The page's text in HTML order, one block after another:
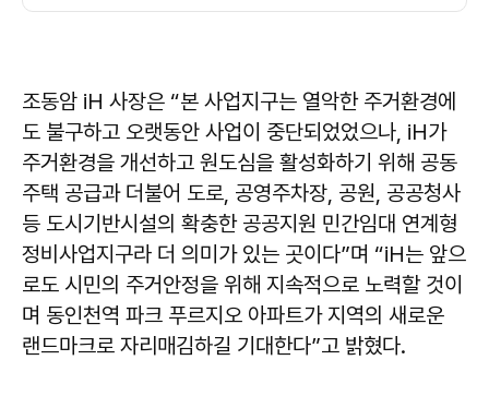
조동암 iH 사장은 “본 사업지구는 열악한 주거환경에
도 불구하고 오랫동안 사업이 중단되었었으나, iH가
주거환경을 개선하고 원도심을 활성화하기 위해 공동
주택 공급과 더불어 도로, 공영주차장, 공원, 공공청사
등 도시기반시설의 확충한 공공지원 민간임대 연계형
정비사업지구라 더 의미가 있는 곳이다”며 “iH는 앞으
로도 시민의 주거안정을 위해 지속적으로 노력할 것이
며 동인천역 파크 푸르지오 아파트가 지역의 새로운
랜드마크로 자리매김하길 기대한다”고 밝혔다.